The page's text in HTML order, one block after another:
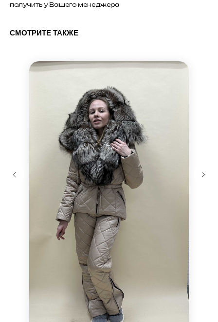
получить у Вашего менеджера
СМОТРИТЕ ТАКЖЕ